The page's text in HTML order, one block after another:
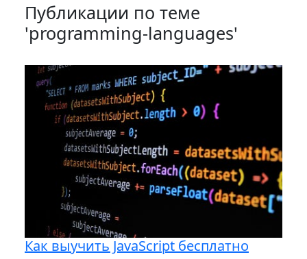
Публикации по теме
'programming-languages'
Как выучить JavaScript бесплатно